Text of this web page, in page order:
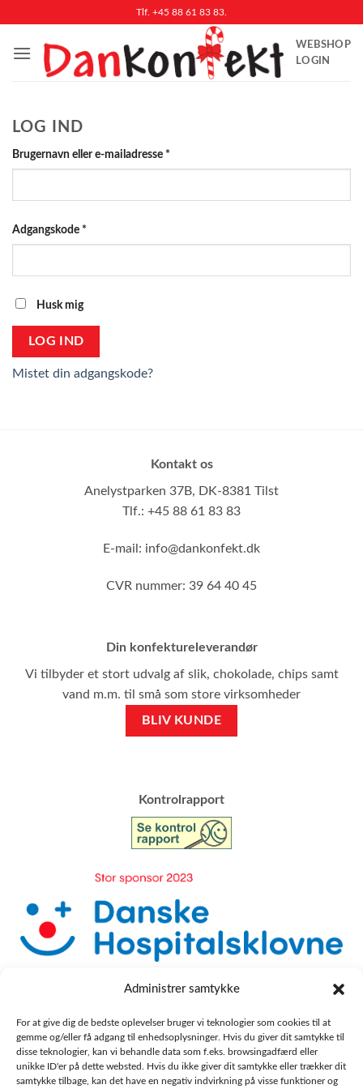
Administrer samtykke
For at give dig de bedste oplevelser bruger vi teknologier som cookies til at
gemme og/eller få adgang til enhedsoplysninger. Hvis du giver dit samtykke til
disse teknologier, kan vi behandle data som f.eks. browsingadfærd eller
unikke ID'er på dette websted. Hvis du ikke giver dit samtykke eller trækker dit
samtykke tilbage, kan det have en negativ indvirkning på visse funktioner og
indhold
Tlf. +45 88 61 83 83.
WEBSHOP
LOGIN
LOG IND
Brugernavn eller e-mailadresse *
Adgangskode *
Husk mig
LOG IND
Mistet din adgangskode?
Kontakt os
Anelystparken 37B, DK-8381 Tilst
Tlf.: +45 88 61 83 83
E-mail: info@dankonfekt.dk
CVR nummer: 39 64 40 45
Din konfektureleverandør
Vi tilbyder et stort udvalg af slik, chokolade, chips samt
vand m.m. til små som store virksomheder
BLIV KUNDE
​Kontrolrapport